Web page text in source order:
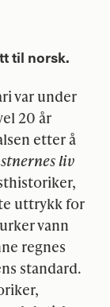
til norsk.
var under
20 år
etter å
liv
uttrykk for
vann
regnes
standard.